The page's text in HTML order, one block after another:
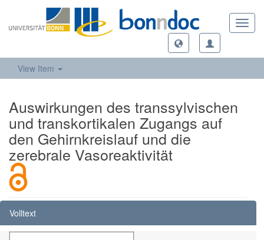
View Item
Auswirkungen des transsylvischen
und transkortikalen Zugangs auf
den Gehirnkreislauf und die
zerebrale Vasoreaktivität
Volltext